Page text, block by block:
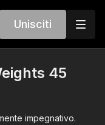
Unisciti
45
impegnativo.